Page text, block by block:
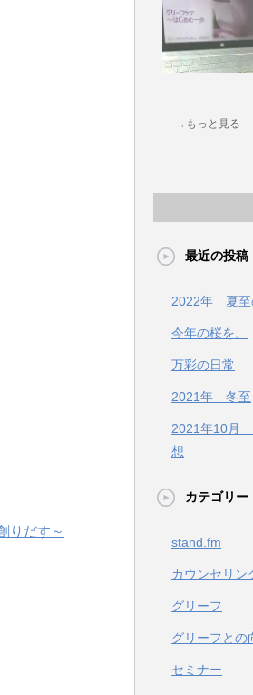
りだす～
→もっと見る
最近の投稿
2022年 夏至
今年の桜を。
万彩の日常
2021年 冬至
2021年10月
想
カテゴリー
stand.fm
カウンセリン
グリーフ
グリーフとの
セミナー